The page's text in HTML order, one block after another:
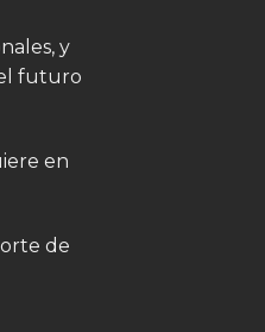
y
futuro
en
de